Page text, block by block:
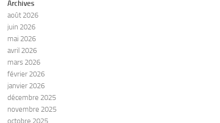
Archives
août 2026
juin 2026
mai 2026
avril 2026
mars 2026
février 2026
janvier 2026
décembre 2025
novembre 2025
octobre 2025